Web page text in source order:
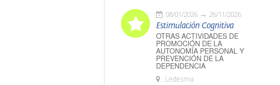
08/01/2026 26/11/2026
Estimulación Cognitiva
OTRAS ACTIVIDADES DE
PROMOCIÓN DE LA
AUTONOMÍA PERSONAL Y
PREVENCIÓN DE LA
DEPENDENCIA
Ledesma